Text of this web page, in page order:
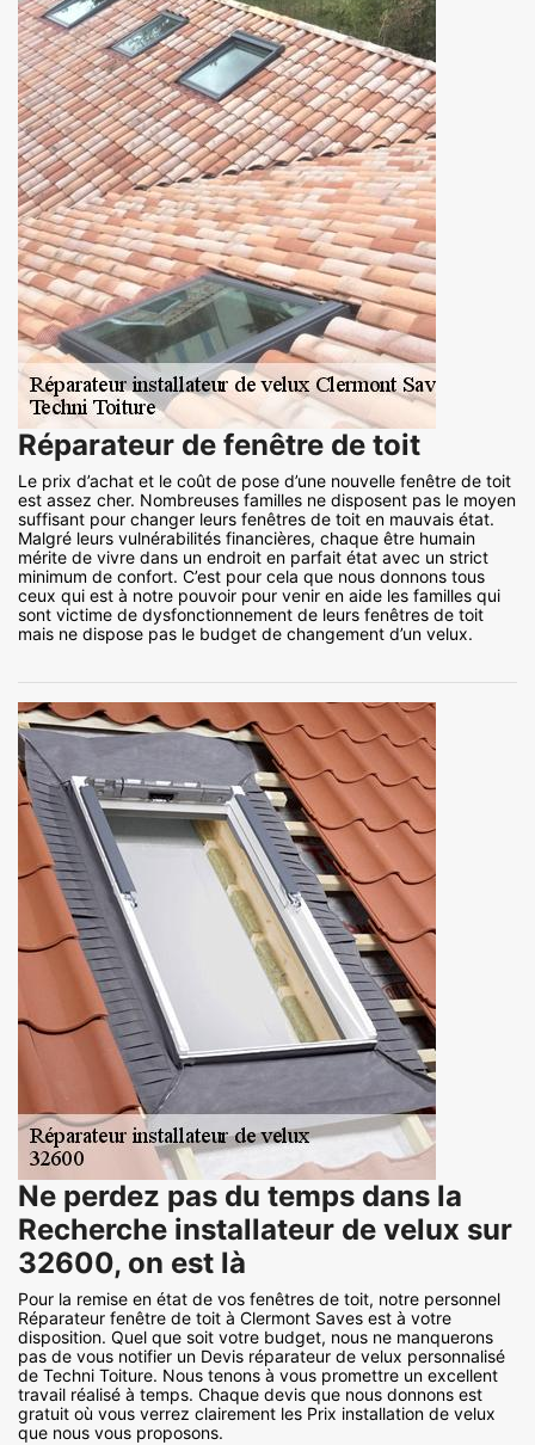
Réparateur de fenêtre de toit
Le prix d’achat et le coût de pose d’une nouvelle fenêtre de toit
est assez cher. Nombreuses familles ne disposent pas le moyen
suffisant pour changer leurs fenêtres de toit en mauvais état.
Malgré leurs vulnérabilités financières, chaque être humain
mérite de vivre dans un endroit en parfait état avec un strict
minimum de confort. C’est pour cela que nous donnons tous
ceux qui est à notre pouvoir pour venir en aide les familles qui
sont victime de dysfonctionnement de leurs fenêtres de toit
mais ne dispose pas le budget de changement d’un velux.
Ne perdez pas du temps dans la
Recherche installateur de velux sur
32600, on est là
Pour la remise en état de vos fenêtres de toit, notre personnel
Réparateur fenêtre de toit à Clermont Saves est à votre
disposition. Quel que soit votre budget, nous ne manquerons
pas de vous notifier un Devis réparateur de velux personnalisé
de Techni Toiture. Nous tenons à vous promettre un excellent
travail réalisé à temps. Chaque devis que nous donnons est
gratuit où vous verrez clairement les Prix installation de velux
que nous vous proposons.